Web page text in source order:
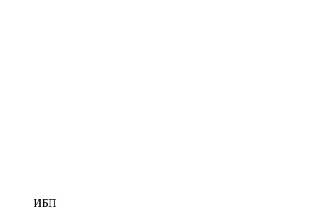
ИБП